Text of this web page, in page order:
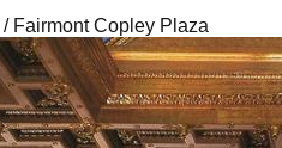
/ Fairmont Copley Plaza